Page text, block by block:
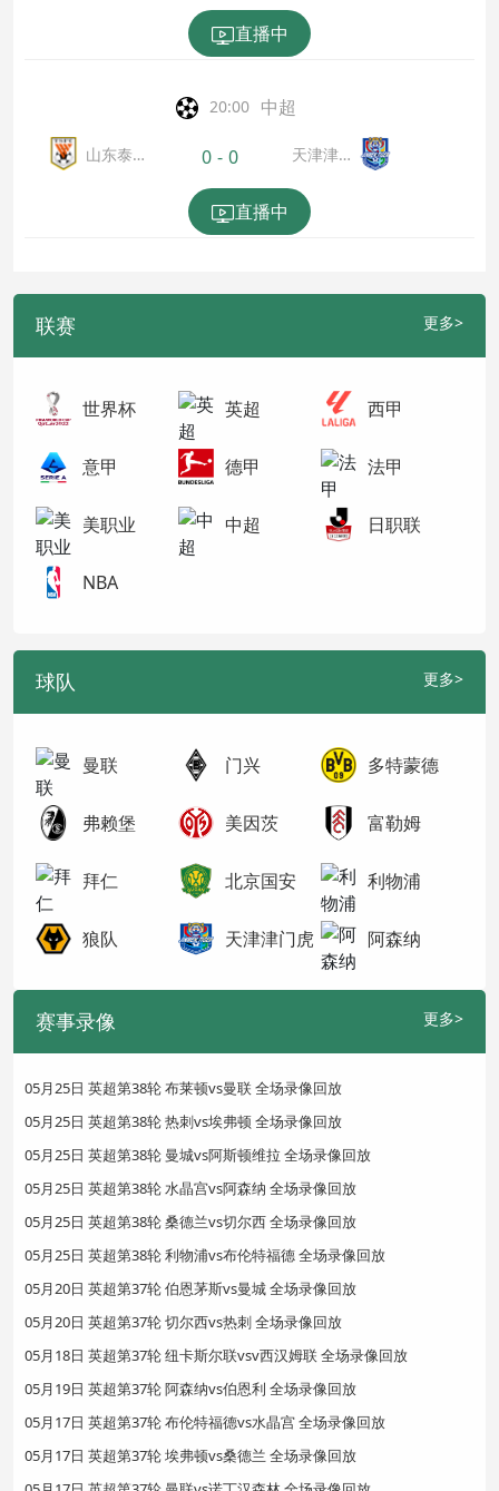
直播中
20:00 中超
山东泰
0 - 0
天津津门
直播中
联赛 更多>
世界杯 英超 西甲
意甲 德甲 法甲
美职业 中超 日职联
NBA
球队 更多>
曼联 门兴 多特蒙德
弗赖堡 美因茨 富勒姆
拜仁 北京国安 利物浦
狼队 天津津门虎 阿森纳
赛事录像 更多>
05月25日 英超第38轮 布莱顿vs曼联 全场录像回放
05月25日 英超第38轮 热刺vs埃弗顿 全场录像回放
05月25日 英超第38轮 曼城vs阿斯顿维拉 全场录像回放
05月25日 英超第38轮 水晶宫vs阿森纳 全场录像回放
05月25日 英超第38轮 桑德兰vs切尔西 全场录像回放
05月25日 英超第38轮 利物浦vs布伦特福德 全场录像回放
05月20日 英超第37轮 伯恩茅斯vs曼城 全场录像回放
05月20日 英超第37轮 切尔西vs热刺 全场录像回放
05月18日 英超第37轮 纽卡斯尔联vsv西汉姆联 全场录像回放
05月19日 英超第37轮 阿森纳vs伯恩利 全场录像回放
05月17日 英超第37轮 布伦特福德vs水晶宫 全场录像回放
05月17日 英超第37轮 埃弗顿vs桑德兰 全场录像回放